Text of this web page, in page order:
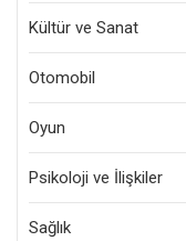
Kültür ve Sanat
Otomobil
Oyun
Psikoloji ve İlişkiler
Sağlık